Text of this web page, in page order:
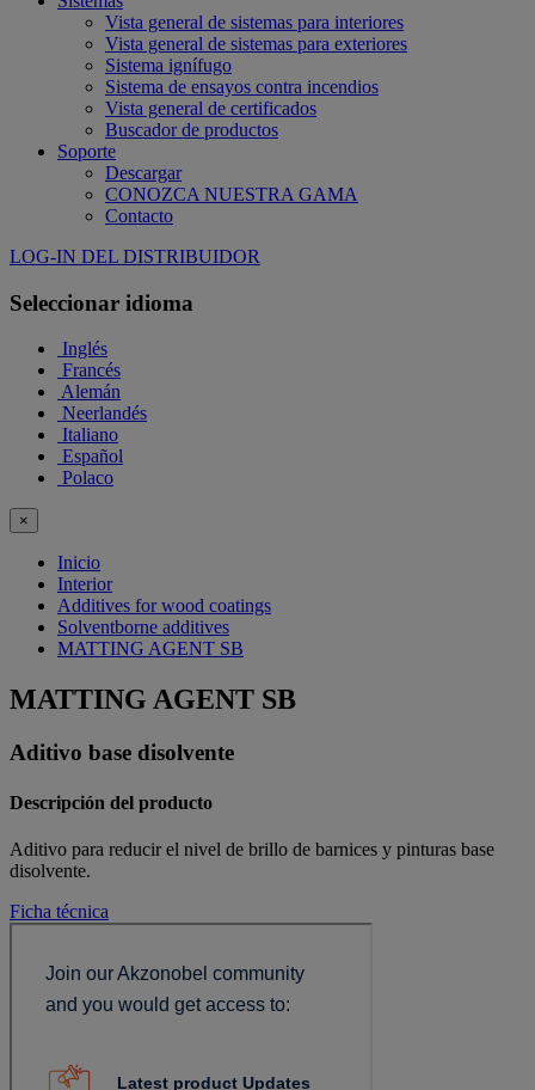
Vista general de sistemas para interiores
Vista general de sistemas para exteriores
Sistema ignífugo
Sistema de ensayos contra incendios
Vista general de certificados
Buscador de productos
Soporte
Descargar
CONOZCA NUESTRA GAMA
Contacto
LOG-IN DEL DISTRIBUIDOR
Seleccionar idioma
Inglés
Francés
Alemán
Neerlandés
Italiano
Español
Polaco
×
Inicio
Interior
Additives for wood coatings
Solventborne additives
MATTING AGENT SB
MATTING AGENT SB
Aditivo base disolvente
Descripción del producto
Aditivo para reducir el nivel de brillo de barnices y pinturas base
disolvente.
Ficha técnica